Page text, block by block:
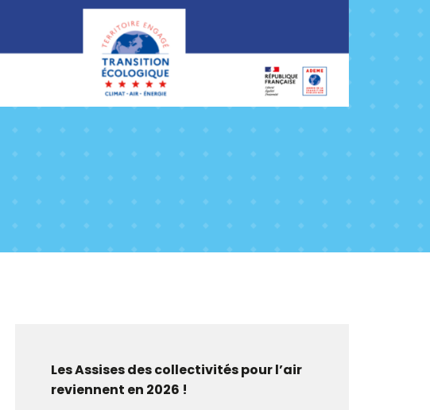
Les Assises des collectivités pour l’air
reviennent en 2026 !